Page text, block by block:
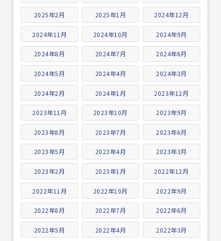
2025年2月 2025年1月 2024年12月
2024年11月 2024年10月 2024年9月
2024年8月 2024年7月 2024年6月
2024年5月 2024年4月 2024年3月
2024年2月 2024年1月 2023年12月
2023年11月 2023年10月 2023年9月
2023年8月 2023年7月 2023年6月
2023年5月 2023年4月 2023年3月
2023年2月 2023年1月 2022年12月
2022年11月 2022年10月 2022年9月
2022年8月 2022年7月 2022年6月
2022年5月 2022年4月 2022年3月